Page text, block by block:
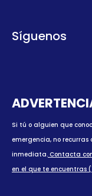
Síguenos
Si tú o alguien que
emergencia, no
inmediata. Contacta
en el que te encuentras